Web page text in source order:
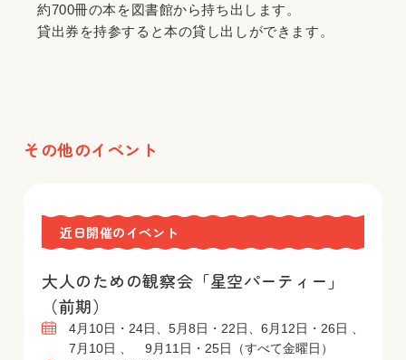
約700冊の本を図書館から持ち出します。
貸出券を持参すると本の貸し出しができます。
その他のイベント
近日開催のイベント
大人のための観察会「星空パーティー」
（前期）
4月10日・24日、5月8日・22日、6月12日・26日 、
7月10日 、 9月11日・25日（すべて金曜日）